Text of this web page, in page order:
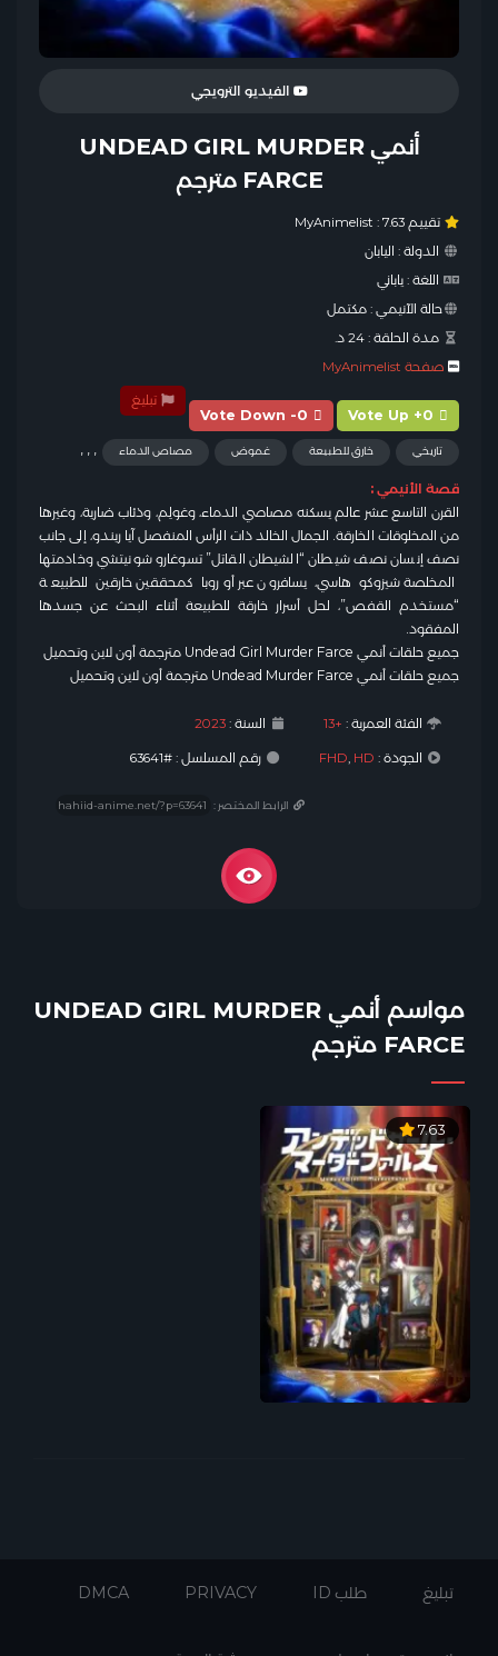
الفيديو الترويجي
أنمي UNDEAD GIRL MURDER
FARCE مترجم
تقييم MyAnimelist : 7.63
الدولة : اليابان
اللغة :ياباني
حالة الآنيمي :مكتمل
مدة الحلقة :24 د.
صفحة MyAnimelist
Vote Up +0
Vote Down -0
تبليغ
تاريخي خارق للطبيعة غموض مصاص الدماء
قصة الأنيمي :
القرن التاسع عشر عالم يسكنه مصاصي الدماء، وغولِم، وذئاب ضارية، وغيرها
من المخلوقات الخارقة. الجمال الخالد ذات الرأس المنفصل آيا ريندو، إلى جانب
نصف إنسان نصف شيطان “الشيطان القاتل” تسوغارو شونيتشي وخادمتها
المخلصة شيزوكو هاسي، يسافرون عبر أوروبا كمحققين خارقين للطبيعة
“مستخدم القفص”، لحل أسرار خارقة للطبيعة أثناء البحث عن جسدها
المفقود.
جميع حلقات أنمي Undead Girl Murder Farce مترجمة أون لاين وتحميل
جميع حلقات أنمي Undead Murder Farce مترجمة أون لاين وتحميل
الفئة العمرية : +13 السنة : 2023
الجودة : FHD, HD رقم المسلسل : #63641
الرابط المختصر :
مواسم أنمي UNDEAD GIRL MURDER
FARCE مترجم
7.63
تبليغ طلب ID PRIVACY
DMCA